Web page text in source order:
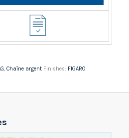
Chaîne argent Finishes: FIGARO